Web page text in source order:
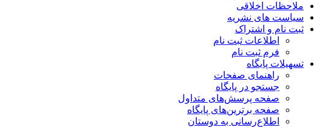
ملاحظات اخلاقی
سیاست های نشریه
ثبت نام و اشتراک
اطلاعات ثبت نام
فرم ثبت نام
تسهیلات پایگاه
راهنمای صفحات
جستجو در پایگاه
صفحه پرسش‌های متداول
صفحه برترین‌های پایگاه
اطلاع‌رسانی به دوستان